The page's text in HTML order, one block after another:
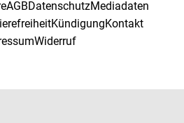
AGBDatenschutzMediadaten
KündigungKontakt
Widerruf